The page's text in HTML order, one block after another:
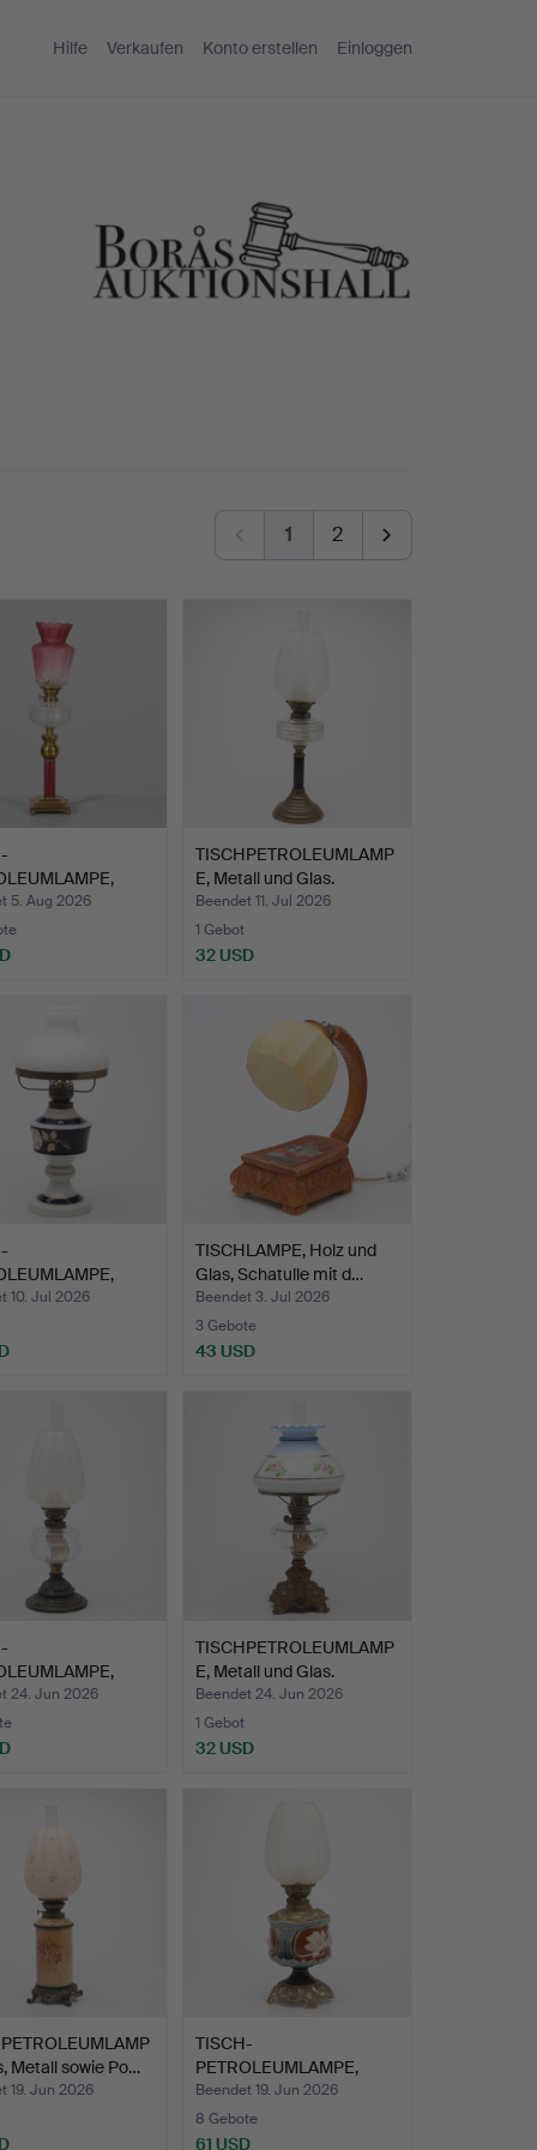
Hilfe Verkaufen Konto erstellen Einloggen
1 2
erste H…
5. Aug 2026
TISCHPETROLEUMLAMP
E, Metall und Glas.
Beendet 11. Jul 2026
1 Gebot
32 USD
und Glas, …
10. Jul 2026
TISCHLAMPE, Holz und
Glas, Schatulle mit d…
Beendet 3. Jul 2026
3 Gebote
43 USD
Glas.
24. Jun 2026
TISCHPETROLEUMLAMP
E, Metall und Glas.
Beendet 24. Jun 2026
1 Gebot
32 USD
Metall sowie Po…
19. Jun 2026
TISCH-
PETROLEUMLAMPE,
Majolika.
Beendet 19. Jun 2026
8 Gebote
61 USD